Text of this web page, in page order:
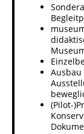
(Pilot-
Heimatmuseum
Heimatmuseum
Stadtmuseum
Museum Goslar